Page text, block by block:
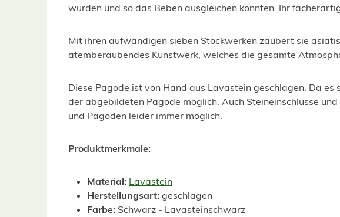
wurden und so das Beben ausgleichen konnten. Ihr
Mit ihren aufwändigen sieben Stockwerken zaubert sie
atemberaubendes Kunstwerk, welches die gesamte
Diese Pagode ist von Hand aus Lavastein geschlagen. Da
der abgebildeten Pagode möglich. Auch Steineinschlüsse
und Pagoden leider immer möglich.
Produktmerkmale:
Material: Lavastein
Herstellungsart: geschlagen
Farbe: Schwarz - Lavasteinschwarz